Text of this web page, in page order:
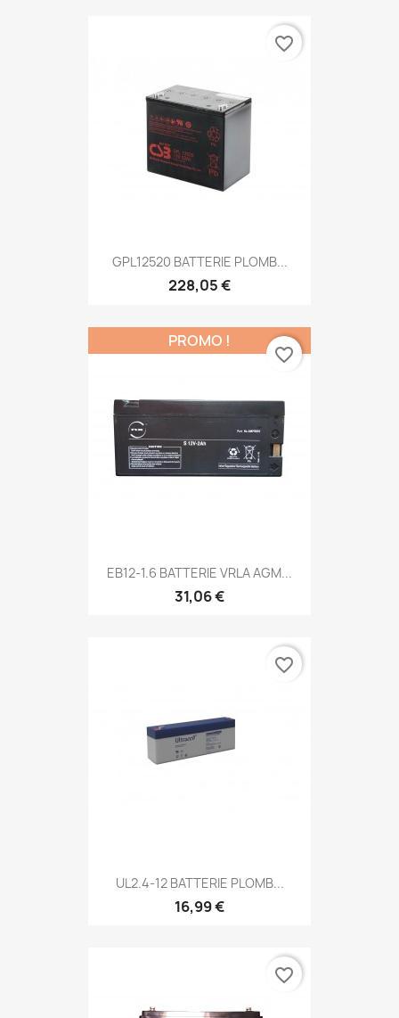
GPL12520 BATTERIE PLOMB...
228,05 €
favorite_border
EB12-1.6 BATTERIE VRLA AGM...
31,06 €
PROMO !
favorite_border
UL2.4-12 BATTERIE PLOMB...
16,99 €
favorite_border
favorite_border